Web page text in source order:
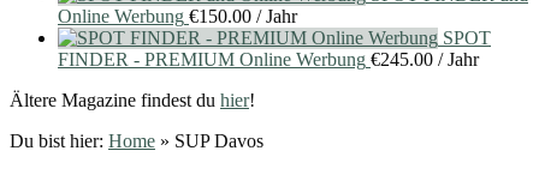
Online Werbung €150.00 / Jahr
SPOT
FINDER - PREMIUM Online Werbung €245.00 / Jahr
Ältere Magazine findest du hier!
Du bist hier: Home » SUP Davos